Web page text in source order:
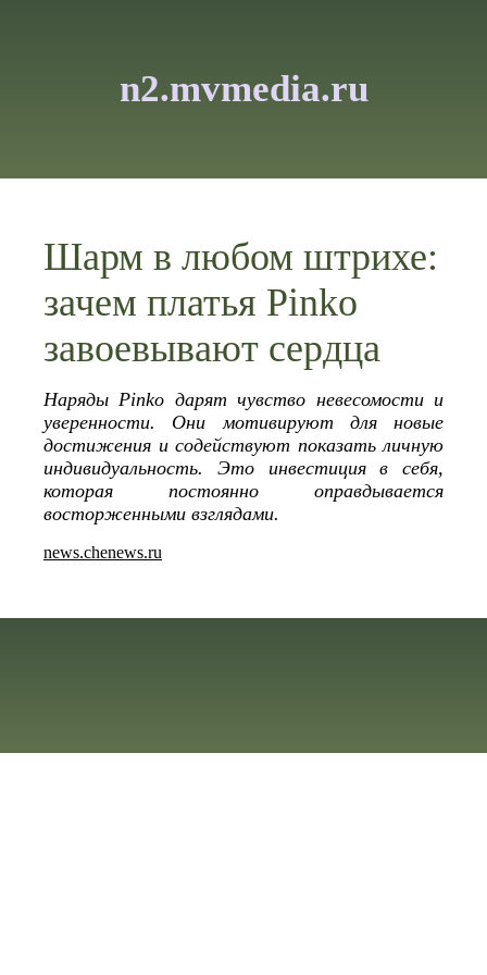
n2.mvmedia.ru
Шарм в любом штрихе:
зачем платья Pinko
завоевывают сердца
Наряды Pinko дарят чувство невесомости и
уверенности. Они мотивируют для новые
достижения и содействуют показать личную
индивидуальность. Это инвестиция в себя,
которая постоянно оправдывается
восторженными взглядами.
news.chenews.ru